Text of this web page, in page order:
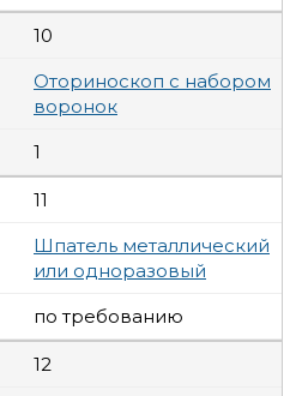
10
Оториноскоп с набором
воронок
1
11
Шпатель металлический
или одноразовый
по требованию
12